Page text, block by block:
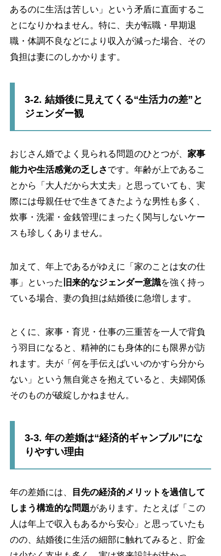
あるのに生活は苦しい」という矛盾に直面するこ
とになりかねません。特に、夫が転職・早期退
職・体調不良などにより収入が減った場合、その
負担は妻にのしかかります。
3-2. 結婚後に見えてくる“生活力の差”と
ジェンダー観
おじさん婚でよく見られる問題のひとつが、 家事
能力や生活感覚の乏しさ です。年齢が上であるこ
とから「大人だから大丈夫」と思っていても、実
際には母親任せで生きてきたような男性も多く、
炊事・洗濯・金銭管理にまったく関与しないケー
スも珍しくありません。
加えて、年上であるがゆえに「家のことは女の仕
事」といった 旧来的なジェンダー意識を強く持っ
ている場合、妻の負担は結婚後に急増します。
とくに、家事・育児・仕事の三重苦を一人で背負
う羽目になると、精神的にも身体的にも限界が訪
れます。夫が「何を手伝えばいいのかすら分から
ない」という無自覚さを抱えていると、夫婦関係
そのものが破綻しかねません。
3-3. 年の差婚は“経済的ギャンブル”にな
りやすい理由
年の差婚には、
目先の経済的メリットを過信して
しまう構造的な問題があります。たとえば「この
人は年上で収入もあるから安心」と思っていたも
のの、結婚後に生活の細部に触れてみると、貯金